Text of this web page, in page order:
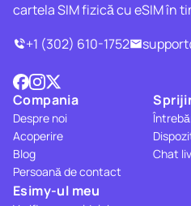
cartela SIM fizică cu eSIM în
+1 (302) 610-1752
Compania
Despre noi
Acoperire
Blog
Persoană de contact
Chat
Esimy-ul meu